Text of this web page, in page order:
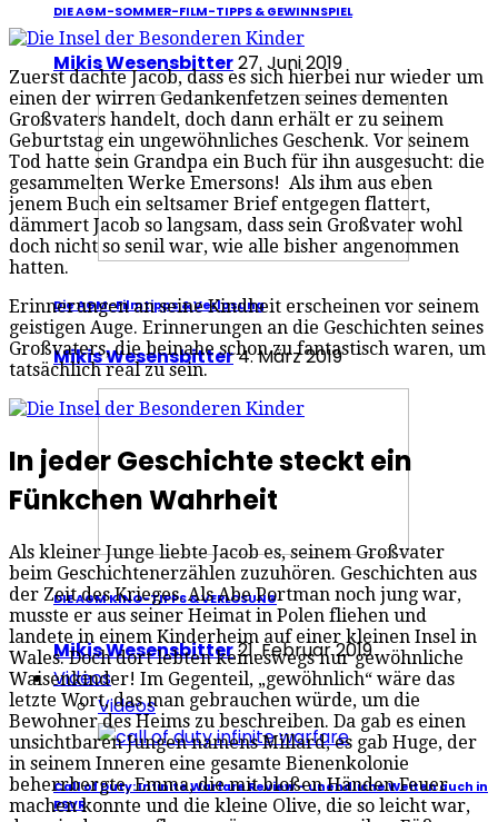
DIE AGM-SOMMER-FILM-TIPPS & GEWINNSPIEL
Mikis Wesensbitter27. Juni 2019
Die AGM-Filmtipps & Verlosung
Mikis Wesensbitter4. März 2019
DIE AGM KINO-TIPPS & VERLOSUNG
Mikis Wesensbitter21. Februar 2019
Videos
Videos
Call of Duty: Infinite Warfare Review – unendliche Weiten auch in
PSVR
Zuerst dachte Jacob, dass es sich hierbei nur wieder um
einen der wirren Gedankenfetzen seines dementen
Großvaters handelt, doch dann erhält er zu seinem
Geburtstag ein ungewöhnliches Geschenk. Vor seinem
Tod hatte sein Grandpa ein Buch für ihn ausgesucht: die
gesammelten Werke Emersons! Als ihm aus eben
jenem Buch ein seltsamer Brief entgegen flattert,
dämmert Jacob so langsam, dass sein Großvater wohl
doch nicht so senil war, wie alle bisher angenommen
hatten.
Erinnerungen an seine Kindheit erscheinen vor seinem
geistigen Auge. Erinnerungen an die Geschichten seines
Großvaters, die beinahe schon zu fantastisch waren, um
tatsächlich real zu sein.
In jeder Geschichte steckt ein
Fünkchen Wahrheit
Als kleiner Junge liebte Jacob es, seinem Großvater
beim Geschichtenerzählen zuzuhören. Geschichten aus
der Zeit des Krieges. Als Abe Portman noch jung war,
musste er aus seiner Heimat in Polen fliehen und
landete in einem Kinderheim auf einer kleinen Insel in
Wales. Doch dort lebten keineswegs nur gewöhnliche
Waisenkinder! Im Gegenteil, „gewöhnlich“ wäre das
letzte Wort, das man gebrauchen würde, um die
Bewohner des Heims zu beschreiben. Da gab es einen
unsichtbaren Jungen namens Millard, es gab Huge, der
in seinem Inneren eine gesamte Bienenkolonie
beherrbergte, Emma, die mit bloßen Händen Feuer
machen konnte und die kleine Olive, die so leicht war,